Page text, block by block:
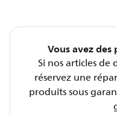
Vous avez
Si nos articles
réservez une
produits sous